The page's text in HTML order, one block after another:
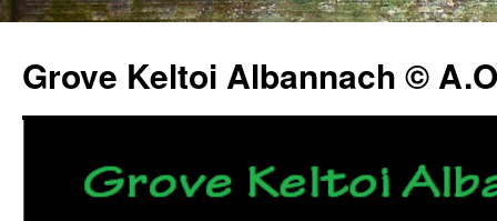
Grove Keltoi Albannach ©